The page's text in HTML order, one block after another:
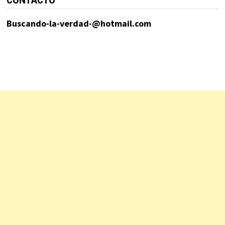
Buscando-la-verdad-@hotmail.com